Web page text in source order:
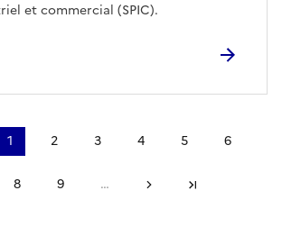
et commercial (SPIC).
Page
1 Page
2 Page
3 Page
4 Page
5 Page
6
Page
8 Page
9 … SuivantDernière page